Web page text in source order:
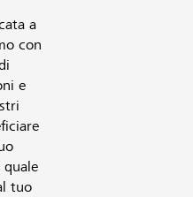
a
con
e
tuo